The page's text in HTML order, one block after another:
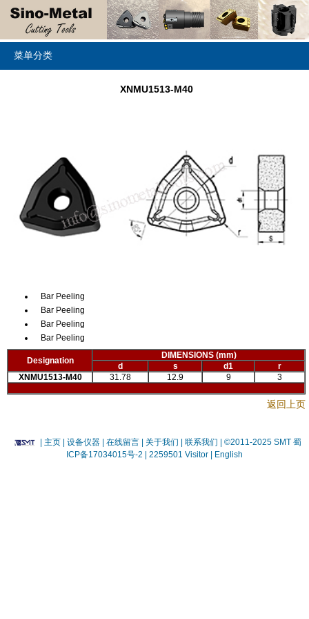
菜单分类
XNMU1513-M40
Bar Peeling
Bar Peeling
Bar Peeling
Bar Peeling
Designation
DIMENSIONS (mm)
d
s d1
r
XNMU1513-M40
31.78 12.9 9 3
返回上页
主页 | 设备仪器 | 在线留言 | 关于我们 | 联系我们 | ©2011-2025 SMT 蜀
ICP备17034015号-2 | 2259501 Visitor | English